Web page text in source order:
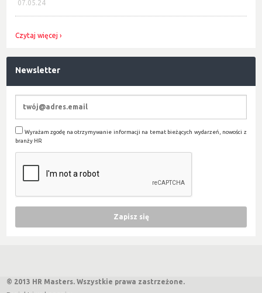
07.05.24
Czytaj więcej
Newsletter
Wyrażam zgodę na otrzymywanie informacji na temat bieżących wydarzeń, nowości z
branży HR
© 2013 HR Masters. Wszystkie prawa zastrzeżone.